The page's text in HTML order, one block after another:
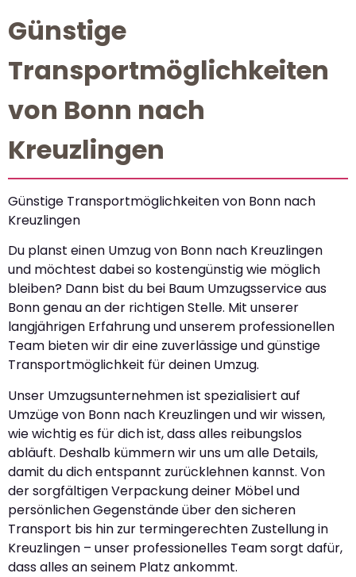
Günstige
Transportmöglichkeiten
von Bonn nach
Kreuzlingen
Günstige Transportmöglichkeiten von Bonn nach
Kreuzlingen
Du planst einen Umzug von Bonn nach Kreuzlingen
und möchtest dabei so kostengünstig wie möglich
bleiben? Dann bist du bei Baum Umzugsservice aus
Bonn genau an der richtigen Stelle. Mit unserer
langjährigen Erfahrung und unserem professionellen
Team bieten wir dir eine zuverlässige und günstige
Transportmöglichkeit für deinen Umzug.
Unser Umzugsunternehmen ist spezialisiert auf
Umzüge von Bonn nach Kreuzlingen und wir wissen,
wie wichtig es für dich ist, dass alles reibungslos
abläuft. Deshalb kümmern wir uns um alle Details,
damit du dich entspannt zurücklehnen kannst. Von
der sorgfältigen Verpackung deiner Möbel und
persönlichen Gegenstände über den sicheren
Transport bis hin zur termingerechten Zustellung in
Kreuzlingen – unser professionelles Team sorgt dafür,
dass alles an seinem Platz ankommt.